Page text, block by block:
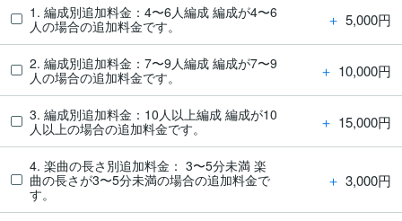
1. 編成別追加料金：4〜6人編成 編成が4〜6
人の場合の追加料金です。
＋ 5,000円
2. 編成別追加料金：7〜9人編成 編成が7〜9
人の場合の追加料金です。
＋ 10,000円
3. 編成別追加料金：10人以上編成 編成が10
人以上の場合の追加料金です。
＋ 15,000円
4. 楽曲の長さ別追加料金： 3〜5分未満 楽
曲の長さが3〜5分未満の場合の追加料金で
す。
＋ 3,000円